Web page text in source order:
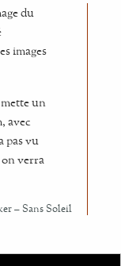
du
images
un
avec
pas vu
on verra